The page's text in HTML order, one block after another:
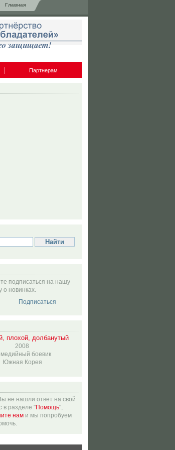
Главная
Партнерам
подписаться на нашу
о новинках.
Подписаться
плохой, долбанутый
2008
боевик
Южная Корея
не нашли ответ на свой
в разделе "Помощь",
нам и мы попробуем